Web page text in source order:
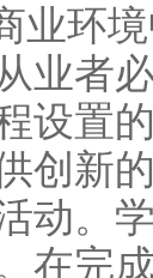
业环
业者
设置
创新
动。
在完